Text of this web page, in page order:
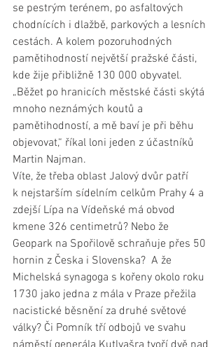
se pestrým terénem, po asfaltových
chodnících i dlažbě, parkových a lesních
cestách. A kolem pozoruhodných
pamětihodností největší pražské části,
kde žije přibližně 130 000 obyvatel.
„Běžet po hranicích městské části skýtá
mnoho neznámých koutů a
pamětihodností, a mě baví je při běhu
objevovat,“ říkal loni jeden z účastníků
Martin Najman.
Víte, že třeba oblast Jalový dvůr patří
k nejstarším sídelním celkům Prahy 4 a
zdejší Lípa na Vídeňské má obvod
kmene 326 centimetrů? Nebo že
Geopark na Spořilově schraňuje přes 50
hornin z Česka i Slovenska?  A že
Michelská synagoga s kořeny okolo roku
1730 jako jedna z mála v Praze přežila
nacistické běsnění za druhé světové
války? Či Pomník tří odbojů ve svahu